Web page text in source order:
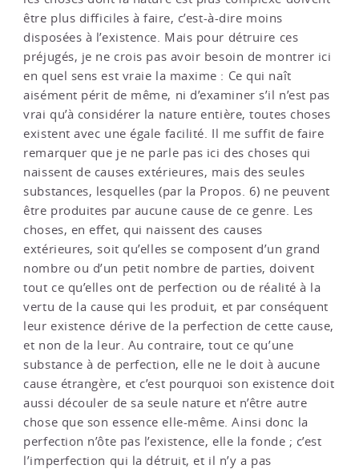
être plus difficiles à faire, c’est-à-dire moins
disposées à l’existence. Mais pour détruire ces
préjugés, je ne crois pas avoir besoin de montrer ici
en quel sens est vraie la maxime : Ce qui naît
aisément périt de même, ni d’examiner s’il n’est pas
vrai qu’à considérer la nature entière, toutes choses
existent avec une égale facilité. Il me suffit de faire
remarquer que je ne parle pas ici des choses qui
naissent de causes extérieures, mais des seules
substances, lesquelles (par la Propos. 6) ne peuvent
être produites par aucune cause de ce genre. Les
choses, en effet, qui naissent des causes
extérieures, soit qu’elles se composent d’un grand
nombre ou d’un petit nombre de parties, doivent
tout ce qu’elles ont de perfection ou de réalité à la
vertu de la cause qui les produit, et par conséquent
leur existence dérive de la perfection de cette cause,
et non de la leur. Au contraire, tout ce qu’une
substance à de perfection, elle ne le doit à aucune
cause étrangère, et c’est pourquoi son existence doit
aussi découler de sa seule nature et n’être autre
chose que son essence elle-même. Ainsi donc la
perfection n’ôte pas l’existence, elle la fonde ; c’est
l’imperfection qui la détruit, et il n’y a pas